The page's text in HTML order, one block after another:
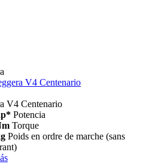
V4 Centenario
V4 Centenario
Potencia
Torque
Poids en ordre de marche (sans